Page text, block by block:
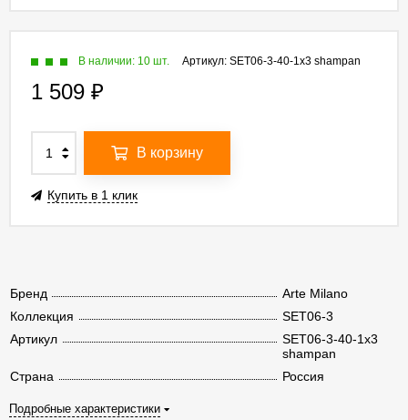
Бренд
Arte Milano
Коллекция
SET06-3
Артикул
SET06-3-40-1x3
shampan
Страна
Россия
Подробные характеристики
Артикул: SET06-3-40-1x3 shampan
В наличии: 10 шт.
1 509 ₽
В корзину
Купить в 1 клик